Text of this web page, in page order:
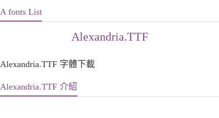
A fonts List
Alexandria.TTF
Alexandria.TTF 字體下載
Alexandria.TTF 介紹